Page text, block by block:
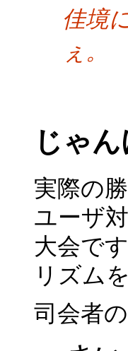
佳境
ぇ。
じゃ
実際の
ユーザ
大会で
リズム
司会者の